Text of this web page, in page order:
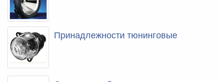
Принадлежности тюнинговые